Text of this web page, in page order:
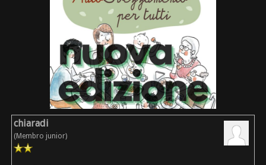
chiaradi
(Membro junior)